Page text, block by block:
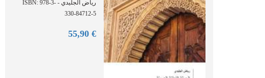
رياض الجليدي - ISBN: 978-3-
330-84712-5
€ 55,
90